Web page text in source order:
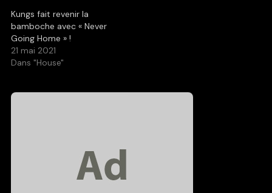
Kungs fait revenir la
bamboche avec « Never
Going Home » !
21 mai 2021
Dans "House"